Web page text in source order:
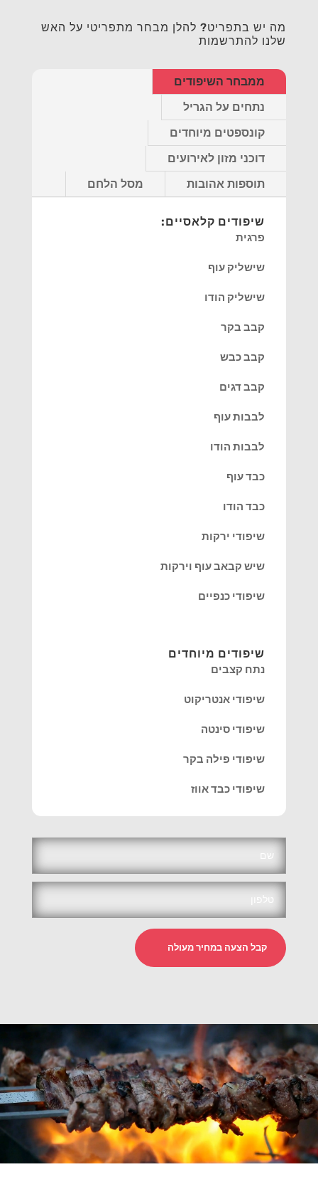
מה יש בתפריט? להלן מבחר מתפריטי על האש
שלנו להתרשמות
ממבחר השיפודים
נתחים על הגריל
קונספטים מיוחדים
דוכני מזון לאירועים
תוספות אהובות
מסל הלחם
שיפודים קלאסיים:
פרגית
שישליק עוף
שישליק הודו
קבב בקר
קבב כבש
קבב דגים
לבבות עוף
לבבות הודו
כבד עוף
כבד הודו
שיפודי ירקות
שיש קבאב עוף וירקות
שיפודי כנפיים
שיפודים מיוחדים
נתח קצבים
שיפודי אנטריקוט
שיפודי סינטה
שיפודי פילה בקר
שיפודי כבד אווז
קבל הצעה במחיר מעולה